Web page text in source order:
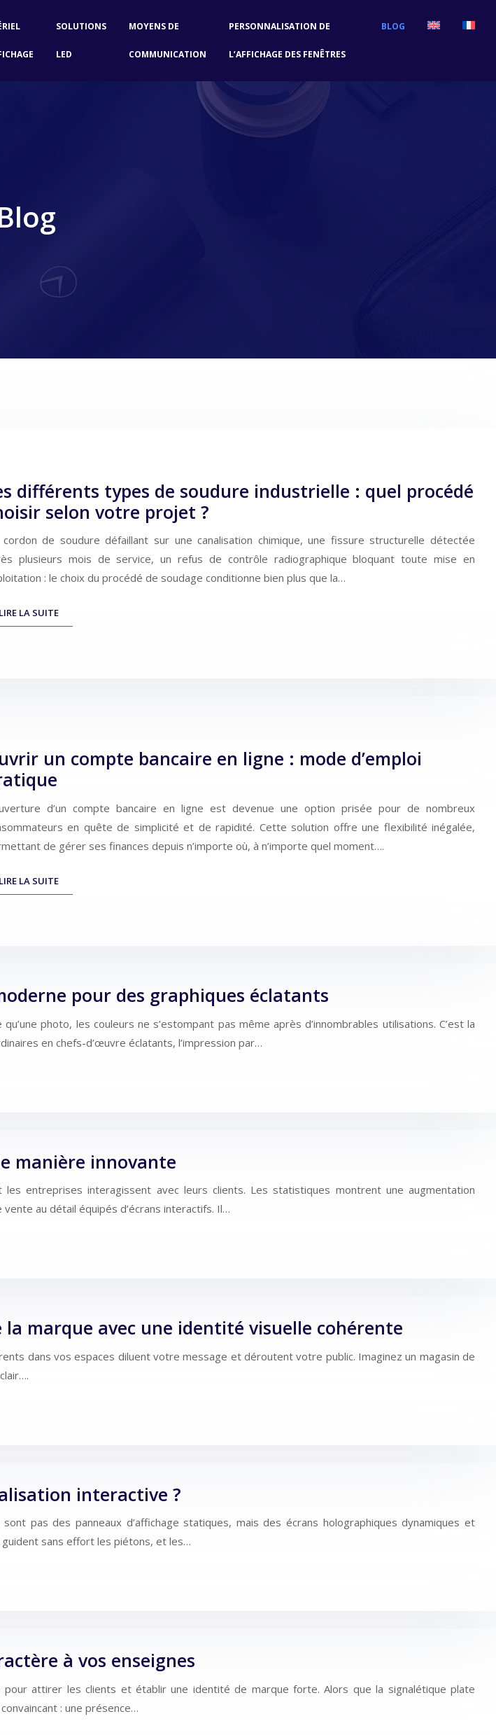
SOLUTIONS
LED
MOYENS DE
COMMUNICATION
PERSONNALISATION DE
L’AFFICHAGE DES FENÊTRES
BLOG
différents types de soudure industrielle : quel procédé
selon votre projet ?
cordon de soudure défaillant sur une canalisation chimique, une fissure structurelle détectée
plusieurs mois de service, un refus de contrôle radiographique bloquant toute mise en
: le choix du procédé de soudage conditionne bien plus que la…
LIRE LA SUITE
un compte bancaire en ligne : mode d’emploi
d’un compte bancaire en ligne est devenue une option prisée pour de nombreux
en quête de simplicité et de rapidité. Cette solution offre une flexibilité inégalée,
de gérer ses finances depuis n’importe où, à n’importe quel moment….
LIRE LA SUITE
pour des graphiques éclatants
photo, les couleurs ne s’estompant pas même après d’innombrables utilisations. C’est la
en chefs-d’œuvre éclatants, l’impression par…
manière innovante
entreprises interagissent avec leurs clients. Les statistiques montrent une augmentation
au détail équipés d’écrans interactifs. Il…
marque avec une identité visuelle cohérente
dans vos espaces diluent votre message et déroutent votre public. Imaginez un magasin de
interactive ?
pas des panneaux d’affichage statiques, mais des écrans holographiques dynamiques et
sans effort les piétons, et les…
à vos enseignes
attirer les clients et établir une identité de marque forte. Alors que la signalétique plate
: une présence…